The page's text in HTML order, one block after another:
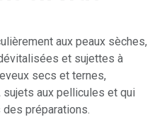
aux peaux sèches,
et sujettes à
secs et ternes,
aux pellicules et qui
des préparations.